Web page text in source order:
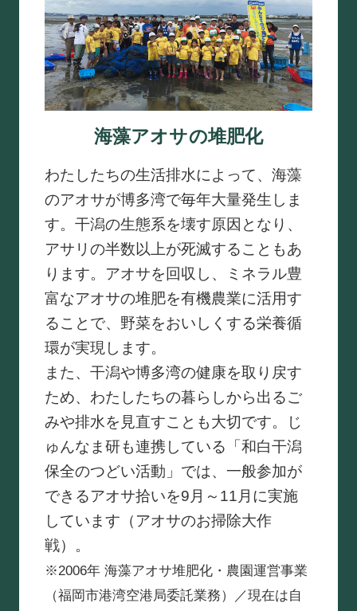
海藻アオサの堆肥化
わたしたちの生活排水によって、海藻
のアオサが博多湾で毎年大量発生しま
す。干潟の生態系を壊す原因となり、
アサリの半数以上が死滅することもあ
ります。アオサを回収し、ミネラル豊
富なアオサの堆肥を有機農業に活用す
ることで、野菜をおいしくする栄養循
環が実現します。
また、干潟や博多湾の健康を取り戻す
ため、わたしたちの暮らしから出るご
みや排水を見直すことも大切です。じ
ゅんなま研も連携している「和白干潟
保全のつどい活動」では、一般参加が
できるアオサ拾いを9月～11月に実施
しています（アオサのお掃除大作
戦）。
※2006年 海藻アオサ堆肥化・農園運営事業
（福岡市港湾空港局委託業務）／現在は自